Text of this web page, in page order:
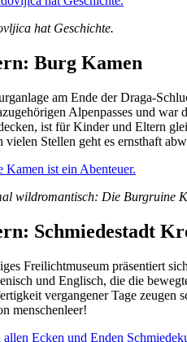
hat Geschichte.
Burg Kamen
am Ende der Draga-
Alpenpasses und
ist für Kinder und Eltern
vielen Stellen geht es ernsthaft
wildromantisch: Die Burgruine
Schmiedestadt
Freilichtmuseum präsentiert
und Englisch, die die
vergangener Tage zeugen
menschenleer!